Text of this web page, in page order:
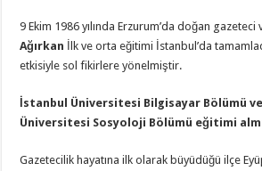
9 Ekim 1986 yılında Erzurum’da doğan
Ağırkan İlk ve orta eğitimi İstanbul’da
etkisiyle sol fikirlere yönelmiştir.
İstanbul Üniversitesi Bilgisayar Bölümü
Üniversitesi Sosyoloji Bölümü eğitimi
Gazetecilik hayatına ilk olarak büyüdüğü ilçe